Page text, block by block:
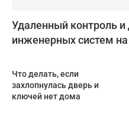
Удаленный контроль и
инженерных систем на
Что делать, если
захлопнулась дверь и
ключей нет дома